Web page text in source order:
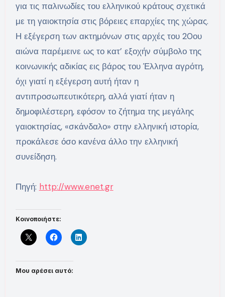
για τις παλινωδίες του ελληνικού κράτους σχετικά
με τη γαιοκτησία στις βόρειες επαρχίες της χώρας.
Η εξέγερση των ακτημόνων στις αρχές του 20ου
αιώνα παρέμεινε ως το κατ’ εξοχήν σύμβολο της
κοινωνικής αδικίας εις βάρος του Έλληνα αγρότη,
όχι γιατί η εξέγερση αυτή ήταν η
αντιπροσωπευτικότερη, αλλά γιατί ήταν η
δημοφιλέστερη, εφόσον το ζήτημα της μεγάλης
γαιοκτησίας, «σκάνδαλο» στην ελληνική ιστορία,
προκάλεσε όσο κανένα άλλο την ελληνική
συνείδηση.
Πηγή: http://www.enet.gr
Κοινοποιήστε:
Μου αρέσει αυτό: